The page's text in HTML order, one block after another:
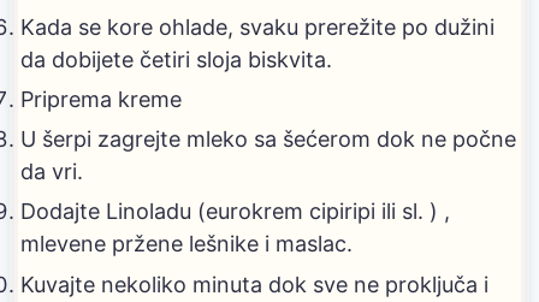
Kada se kore ohlade, svaku prerežite po dužini
da dobijete četiri sloja biskvita.
Priprema kreme
U šerpi zagrejte mleko sa šećerom dok ne počne
da vri.
Dodajte Linoladu (eurokrem cipiripi ili sl. ) ,
mlevene pržene lešnike i maslac.
Kuvajte nekoliko minuta dok sve ne proključa i